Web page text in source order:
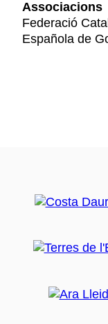
Associacions
Federació
Española de